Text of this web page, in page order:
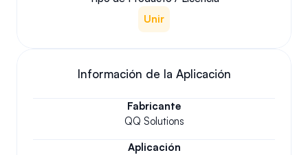
Unir
Información de la Aplicación
Fabricante
QQ Solutions
Aplicación